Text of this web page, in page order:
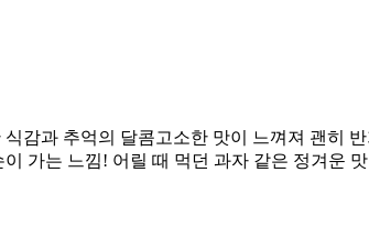
감과 추억의 달콤고소한 맛이 느껴져 괜히
가는 느낌! 어릴 때 먹던 과자 같은 정겨운